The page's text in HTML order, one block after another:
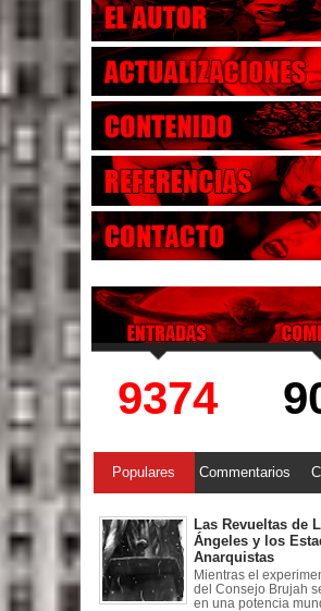
9374
Populares Commentarios
Las Revueltas de
Ángeles y los
Anarquistas
Mientras el
del Consejo Brujah
en una potencia